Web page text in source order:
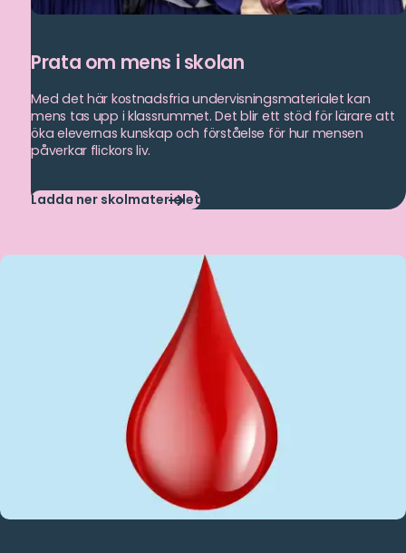
Prata om mens i skolan
Med det här kostnadsfria undervisningsmaterialet kan
mens tas upp i klassrummet. Det blir ett stöd för lärare att
öka elevernas kunskap och förståelse för hur mensen
påverkar flickors liv.
Ladda ner skolmaterialet